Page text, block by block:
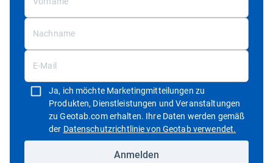
Ja, ich möchte Marketingmitteilungen zu
Produkten, Dienstleistungen und Veranstaltungen
zu Geotab.com erhalten. Ihre Daten werden gemäß
der Datenschutzrichtlinie von Geotab verwendet.
Anmelden